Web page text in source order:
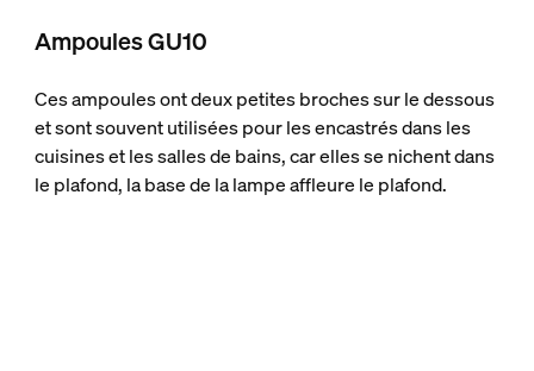
Ampoules GU10
Ces ampoules ont deux petites broches sur le dessous
et sont souvent utilisées pour les encastrés dans les
cuisines et les salles de bains, car elles se nichent dans
le plafond, la base de la lampe affleure le plafond.